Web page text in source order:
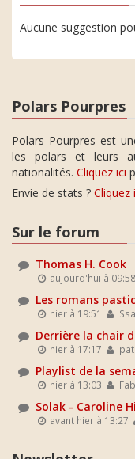
Aucune suggestion
Polars Pourpres
Polars Pourpres est
les polars et leurs
nationalités. Cliquez ici
Envie de stats ? Cliquez
Sur le forum
Thomas H. Cook
aujourd'hui à 09:58
Les romans
hier à 19:51
Derrière la chair
hier à 17:17
Playlist de la
hier à 13:03 Fab
Solak - Caroline
avant hier à 13:27